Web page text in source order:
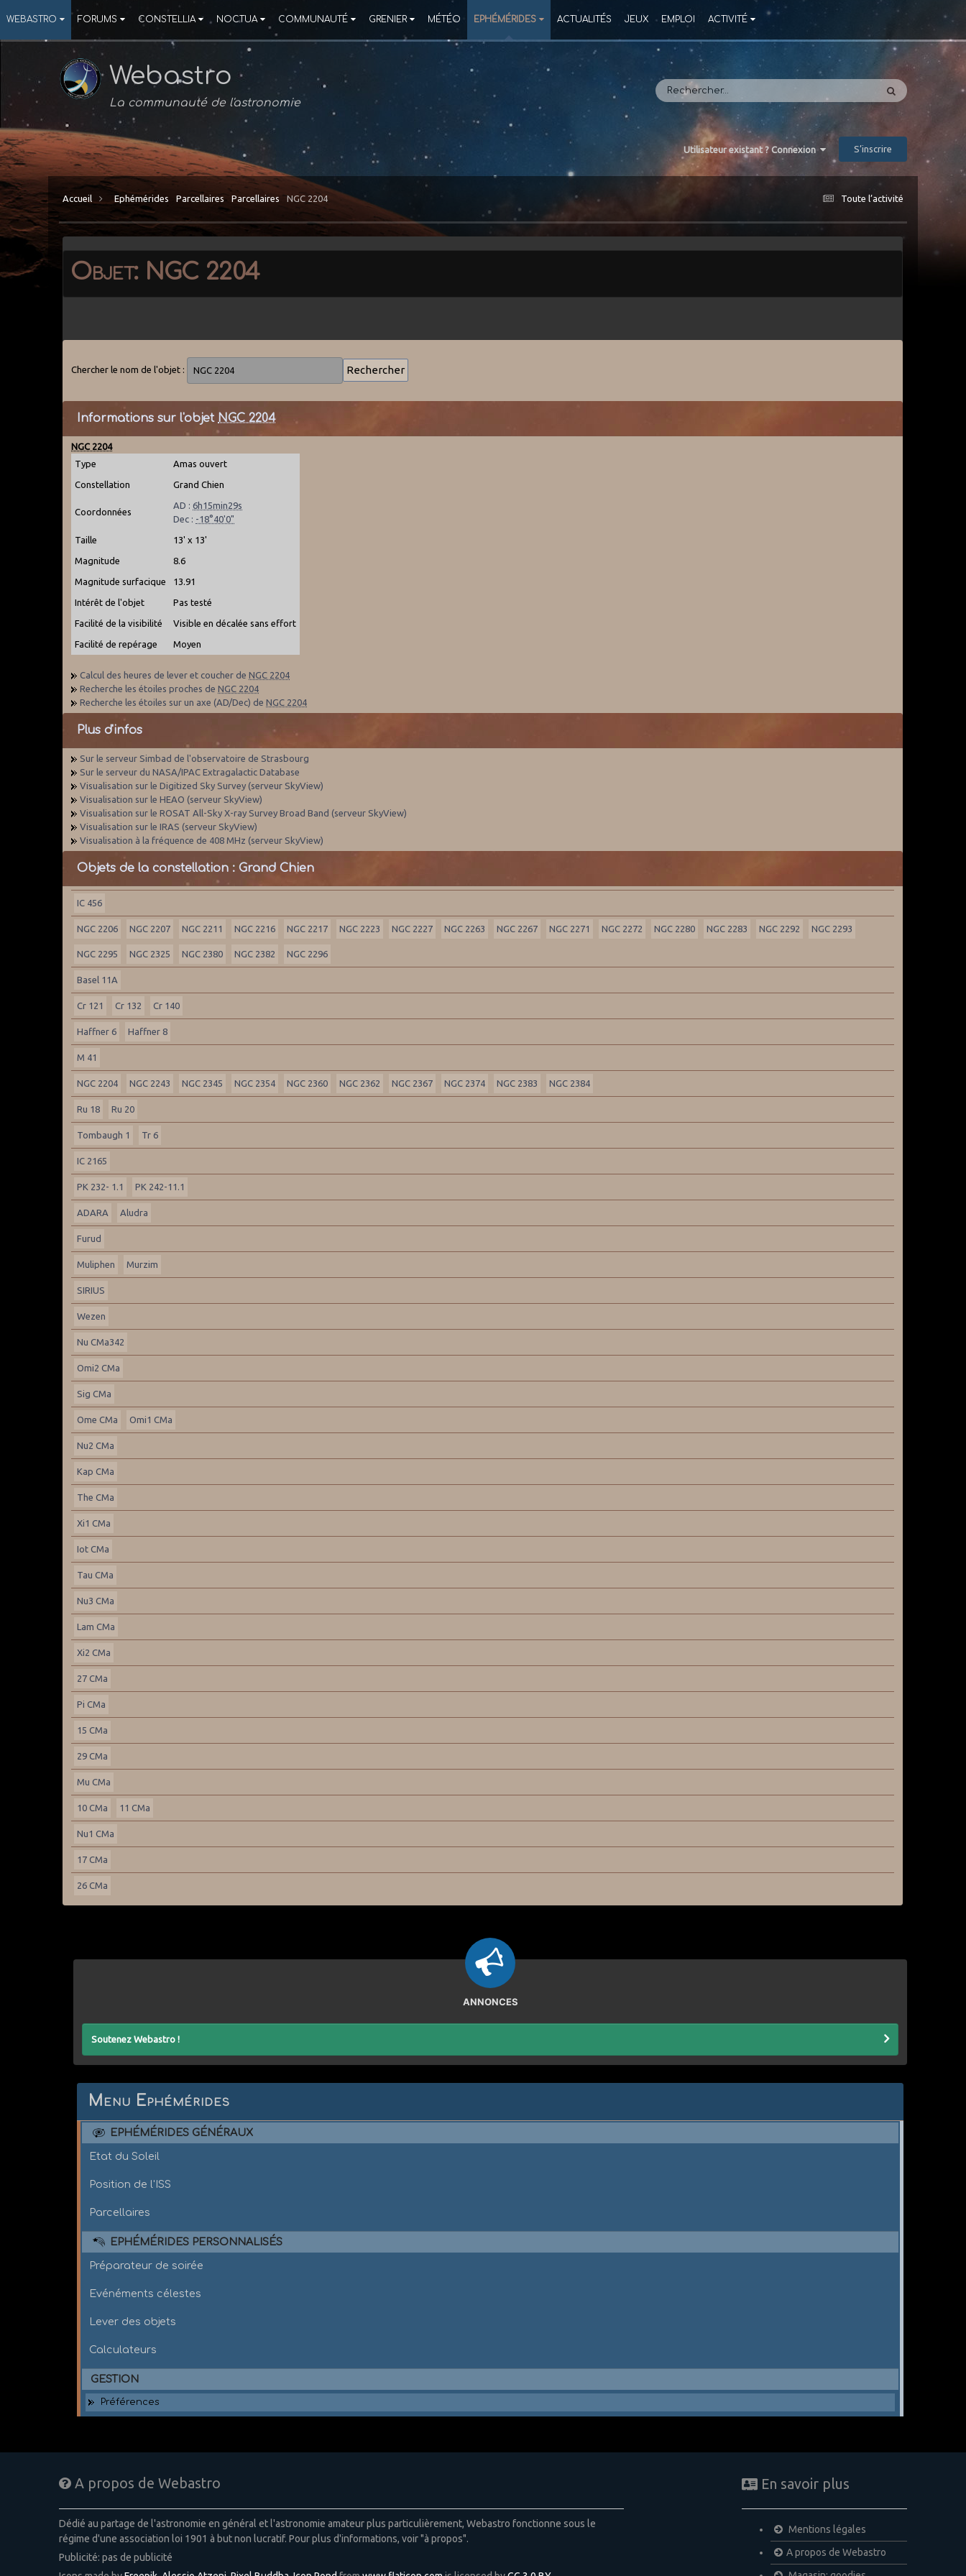
WEBASTRO FORUMS CONSTELLIA NOCTUA COMMUNAUTÉ GRENIER MÉTÉO EPHÉMÉRIDES ACTUALITÉS JEUX EMPLOI ACTIVITÉ
Webastro
La communauté de l'astronomie
Utilisateur existant ? Connexion S’inscrire
Toute l’activité
Accueil Ephémérides Parcellaires Parcellaires NGC 2204
Objet: NGC 2204
Chercher le nom de l'objet :
Informations sur l'objet NGC 2204
NGC 2204
Type
Amas ouvert
Constellation Grand Chien
Coordonnées
AD :6h15min29s
Dec : -18°40'0"
Taille 13' x 13'
Magnitude 8.6
Magnitude surfacique 13.91
Intérêt de l'objet Pas testé
Facilité de la visibilité Visible en décalée sans effort
Facilité de repérage Moyen
Calcul des heures de lever et coucher deNGC 2204
Recherche les étoiles proches deNGC 2204
Recherche les étoiles sur un axe (AD/Dec) deNGC 2204
Plus d'infos
Sur le serveur Simbad de l'observatoire de Strasbourg
Sur le serveur du NASA/IPAC Extragalactic Database
Visualisation sur le Digitized Sky Survey (serveur SkyView)
Visualisation sur le HEAO (serveur SkyView)
Visualisation sur le ROSAT All-Sky X-ray Survey Broad Band (serveur SkyView)
Visualisation sur le IRAS (serveur SkyView)
Visualisation à la fréquence de 408 MHz (serveur SkyView)
Objets de la constellation : Grand Chien
IC 456
NGC 2206 NGC 2207 NGC 2211 NGC 2216 NGC 2217 NGC 2223 NGC 2227 NGC 2263 NGC 2267 NGC 2271 NGC 2272 NGC 2280 NGC 2283 NGC 2292 NGC 2293
NGC 2295 NGC 2325 NGC 2380 NGC 2382 NGC 2296
Basel 11A
Cr 121 Cr 132 Cr 140
Haffner 6 Haffner 8
M 41
NGC 2204 NGC 2243 NGC 2345 NGC 2354 NGC 2360 NGC 2362 NGC 2367 NGC 2374 NGC 2383 NGC 2384
Ru 18 Ru 20
Tombaugh 1 Tr 6
IC 2165
PK 232- 1.1 PK 242-11.1
ADARA Aludra
Furud
Muliphen Murzim
SIRIUS
Wezen
Nu CMa342
Omi2 CMa
Sig CMa
Ome CMa Omi1 CMa
Nu2 CMa
Kap CMa
The CMa
Xi1 CMa
Iot CMa
Tau CMa
Nu3 CMa
Lam CMa
Xi2 CMa
27 CMa
Pi CMa
15 CMa
29 CMa
Mu CMa
10 CMa 11 CMa
Nu1 CMa
17 CMa
26 CMa
ANNONCES
Soutenez Webastro !
Menu Ephémérides
EPHÉMÉRIDES GÉNÉRAUX
Etat du Soleil
Position de l'ISS
Parcellaires
EPHÉMÉRIDES PERSONNALISÉS
Préparateur de soirée
Evénéments célestes
Lever des objets
Calculateurs
GESTION
Préférences
A propos de Webastro
Dédié au partage de l'astronomie en général et l'astronomie amateur plus particulièrement, Webastro fonctionne sous le
régime d'une association loi 1901 à but non lucratif. Pour plus d'informations, voir "à propos".
Publicité: pas de publicité
En savoir plus
Mentions légales
A propos de Webastro